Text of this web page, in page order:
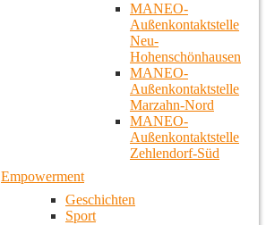
MANEO-
Außenkontaktstelle
Neu-
Hohenschönhausen
MANEO-
Außenkontaktstelle
Marzahn-Nord
MANEO-
Außenkontaktstelle
Zehlendorf-Süd
Empowerment
Geschichten
Sport